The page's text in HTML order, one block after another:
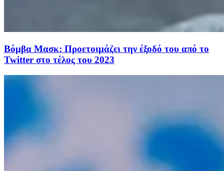
Βόμβα Μασκ: Προετοιμάζει την έξοδό του από το
Twitter στο τέλος του 2023